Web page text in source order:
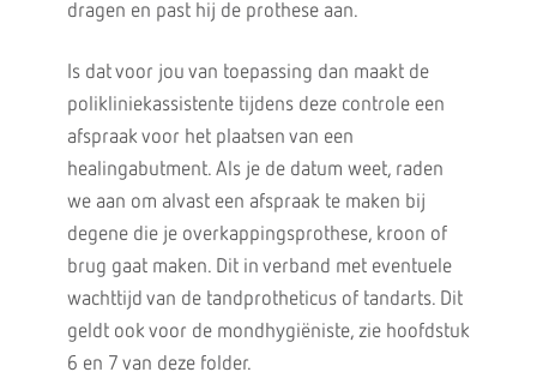
dragen en past hij de prothese aan.
Is dat voor jou van toepassing dan maakt de
polikliniekassistente tijdens deze controle een
afspraak voor het plaatsen van een
healingabutment. Als je de datum weet, raden
we aan om alvast een afspraak te maken bij
degene die je overkappingsprothese, kroon of
brug gaat maken. Dit in verband met eventuele
wachttijd van de tandprotheticus of tandarts. Dit
geldt ook voor de mondhygiëniste, zie hoofdstuk
6 en 7 van deze folder.